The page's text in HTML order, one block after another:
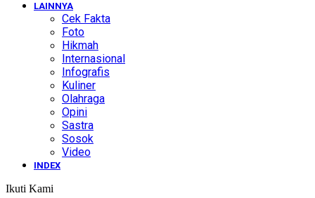
LAINNYA
Cek Fakta
Foto
Hikmah
Internasional
Infografis
Kuliner
Olahraga
Opini
Sastra
Sosok
Video
INDEX
Ikuti Kami